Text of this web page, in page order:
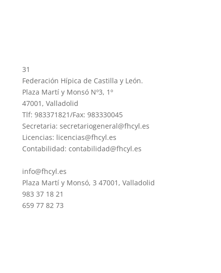
31
Federación Hípica de Castilla y León.
Plaza Martí y Monsó Nº3, 1º
47001, Valladolid
Tlf: 983371821/Fax: 983330045
Secretaria: secretariogeneral@fhcyl.es
Licencias: licencias@fhcyl.es
Contabilidad: contabilidad@fhcyl.es
info@fhcyl.es
Plaza Martí y Monsó, 3 47001, Valladolid
983 37 18 21
659 77 82 73